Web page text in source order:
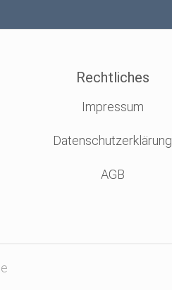
Rechtliches
Impressum
Datenschutzerklärung
AGB